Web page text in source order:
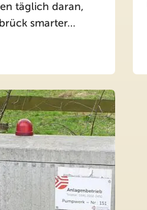
täglich daran,
smarter…